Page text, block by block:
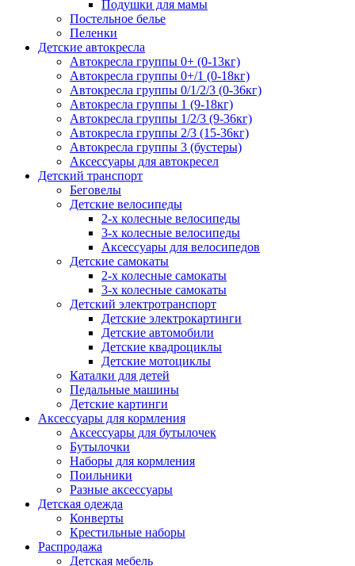
Подушки для мамы
Постельное белье
Пеленки
Детские автокресла
Автокресла группы 0+ (0-13кг)
Автокресла группы 0+/1 (0-18кг)
Автокресла группы 0/1/2/3 (0-36кг)
Автокресла группы 1 (9-18кг)
Автокресла группы 1/2/3 (9-36кг)
Автокресла группы 2/3 (15-36кг)
Автокресла группы 3 (бустеры)
Аксессуары для автокресел
Детский транспорт
Беговелы
Детские велосипеды
2-х колесные велосипеды
3-х колесные велосипеды
Аксессуары для велосипедов
Детские самокаты
2-х колесные самокаты
3-х колесные самокаты
Детский электротранспорт
Детские электрокартинги
Детские автомобили
Детские квадроциклы
Детские мотоциклы
Каталки для детей
Педальные машины
Детские картинги
Аксессуары для кормления
Аксессуары для бутылочек
Бутылочки
Наборы для кормления
Поильники
Разные аксессуары
Детская одежда
Конверты
Крестильные наборы
Распродажа
Детская мебель